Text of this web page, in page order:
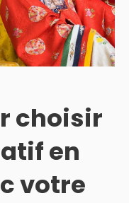
choisir
en
votre